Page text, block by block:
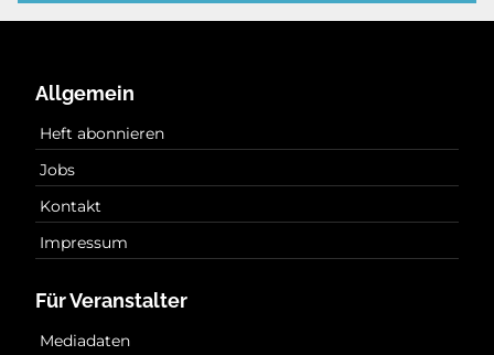
Allgemein
Heft abonnieren
Jobs
Kontakt
Impressum
Für Veranstalter
Mediadaten